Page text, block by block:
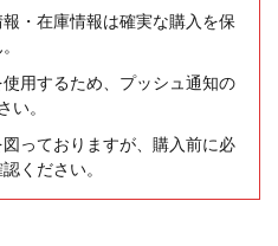
・在庫情報は確実な購入を保
用するため、プッシュ通知の
い。
っておりますが、購入前に必
ください。